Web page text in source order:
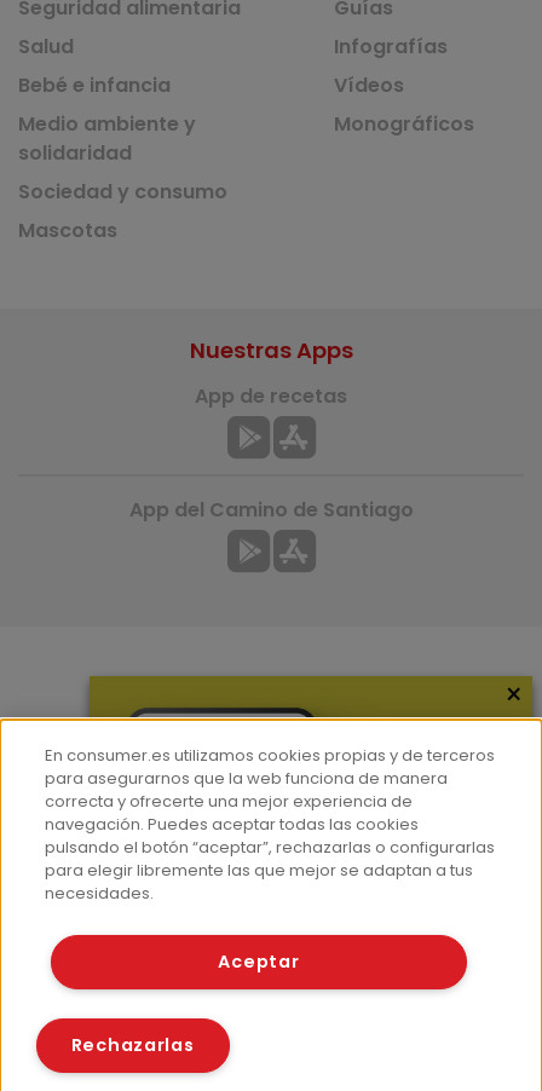
Seguridad alimentaria
Salud
Bebé e infancia
Medio ambiente y
solidaridad
Sociedad y consumo
Mascotas
Guías
Infografías
Vídeos
Monográficos
Hemeroteca
Contacto
Prensa
Corpus Lingüístico Consumer
Nuestras Apps
App de recetas
App del Camino de Santiago
© Fundación EROSKI
Políticas de cookies
×
En consumer.es utilizamos cookies propias y de terceros
para asegurarnos que la web funciona de manera
correcta y ofrecerte una mejor experiencia de
navegación. Puedes aceptar todas las cookies
pulsando el botón “aceptar”, rechazarlas o configurarlas
para elegir libremente las que mejor se adaptan a tus
necesidades.
Aceptar
Rechazarlas